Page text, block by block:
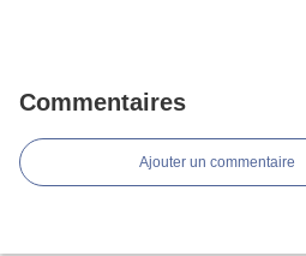
Commentaires
Ajouter un commentaire